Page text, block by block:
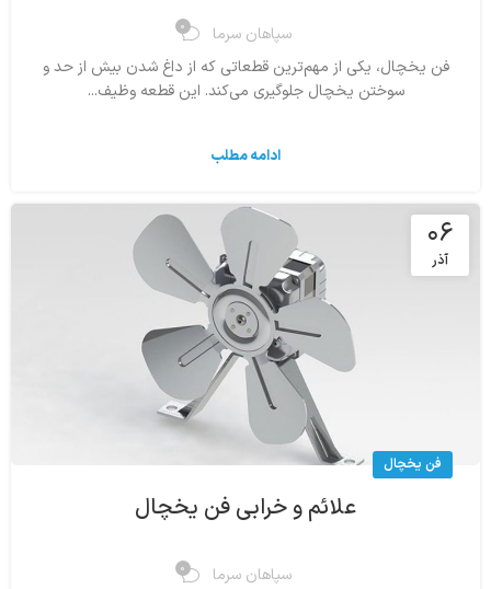
سپاهان سرما 0
فن یخچال، یکی از مهم‌ترین قطعاتی که از داغ شدن بیش از حد و
سوختن یخچال جلوگیری می‌کند. این قطعه وظیف...
ادامه مطلب
۰۶
آذر
فن یخچال
علائم و خرابی فن یخچال
سپاهان سرما 0